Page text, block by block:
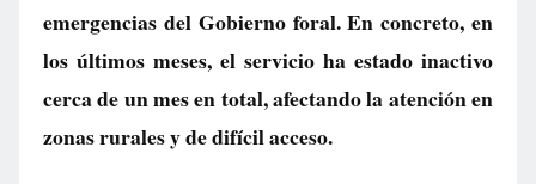
emergencias del Gobierno foral. En concreto, en
los últimos meses, el servicio ha estado inactivo
cerca de un mes en total, afectando la atención en
zonas rurales y de difícil acceso.